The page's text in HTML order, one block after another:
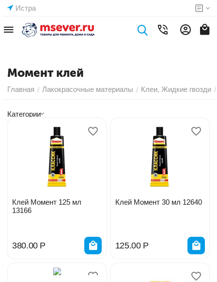
Истра
Момент клей
Главная / Лакокрасочные материалы / Клеи, Жидкие гвозди /
Категории
Клей Момент 125 мл
13166
380.00 Р
Клей Момент 30 мл 12640
125.00 Р